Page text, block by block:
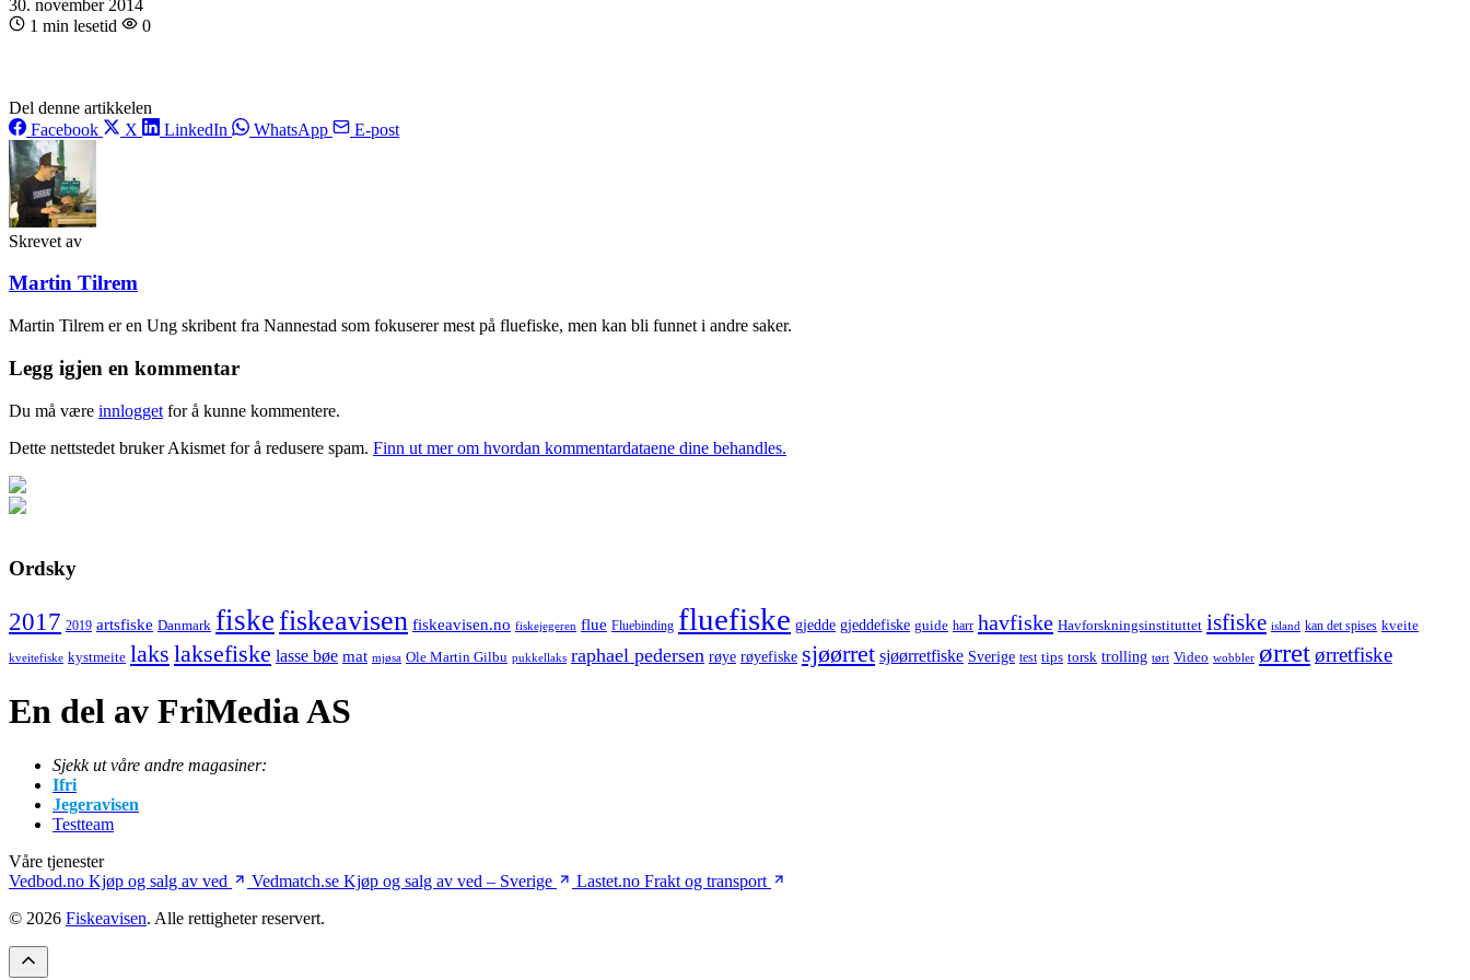
30. november 2014
1 min lesetid
0
Del denne artikkelen
Facebook
X LinkedIn WhatsApp E-post
Skrevet av
Martin Tilrem
Martin Tilrem er en Ung skribent fra Nannestad som fokuserer mest på fluefiske, men kan bli funnet i andre saker.
Legg igjen en kommentar
Du må være innlogget for å kunne kommentere.
Dette nettstedet bruker Akismet for å redusere spam. Finn ut mer om hvordan kommentardataene dine behandles.
Ordsky
2017 2019 artsfiske Danmark fiskefiskeavisen fiskeavisen.no fiskejegeren flue Fluebinding fluefiske gjedde gjeddefiske guide harr havfiske Havforskningsinstituttet isfiske island kan det spises kveite
kveitefiske kystmeite laks laksefiske lasse bøe mat mjøsa Ole Martin Gilbu pukkellaks raphael pedersen røye røyefiske sjøørret sjøørretfiske Sverige test tips torsk trolling tørt Video wobbler ørretørretfiske
En del av FriMedia AS
Sjekk ut våre andre magasiner:
Ifri
Jegeravisen
Testteam
Våre tjenester
Vedbod.no Kjøp og salg av ved Vedmatch.se Kjøp og salg av ved – Sverige Lastet.no Frakt og transport
© 2026 Fiskeavisen. Alle rettigheter reservert.